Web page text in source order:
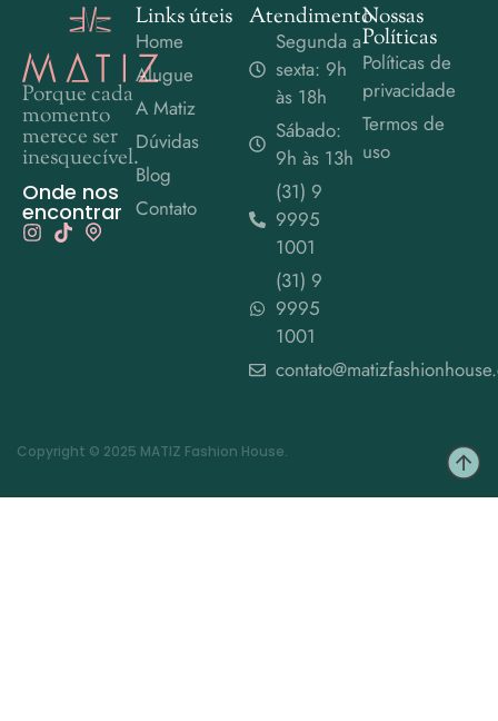
Porque cada
momento
merece ser
inesquecível.
Onde nos
encontrar
Links úteis
Home
Alugue
A Matiz
Dúvidas
Blog
Contato
Atendimento
Segunda a
sexta: 9h
às 18h
Sábado:
9h às 13h
(31) 9
9995
1001
(31) 9
9995
1001
Nossas
Políticas
Políticas de
privacidade
Termos de
uso
Copyright © 2025 MATIZ Fashion House.